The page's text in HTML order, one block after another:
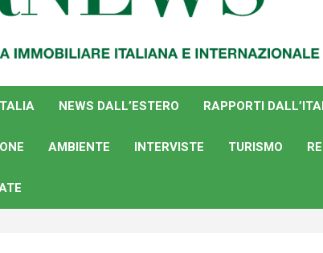
NEWS DALL’ESTERO RAPPORTI
AMBIENTE INTERVISTE TURISMO